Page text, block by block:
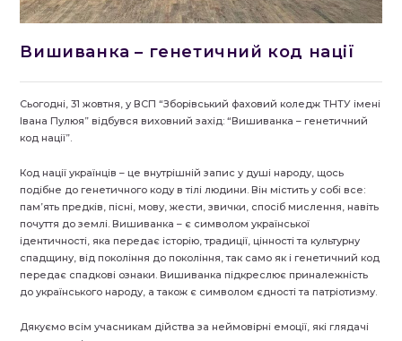
Вишиванка – генетичний код нації
Сьогодні, 31 жовтня, у ВСП “Зборівський фаховий коледж ТНТУ імені
Івана Пулюя” відбувся виховний захід: “Вишиванка – генетичний
код нації”.
Код нації українців – це внутрішній запис у душі народу, щось
подібне до генетичного коду в тілі людини. Він містить у собі все:
пам’ять предків, пісні, мову, жести, звички, спосіб мислення, навіть
почуття до землі. Вишиванка – є символом української
ідентичності, яка передає історію, традиції, цінності та культурну
спадщину, від покоління до покоління, так само як і генетичний код
передає спадкові ознаки. Вишиванка підкреслює приналежність
до українського народу, а також є символом єдності та патріотизму.
Дякуємо всім учасникам дійства за неймовірні емоції, які глядачі